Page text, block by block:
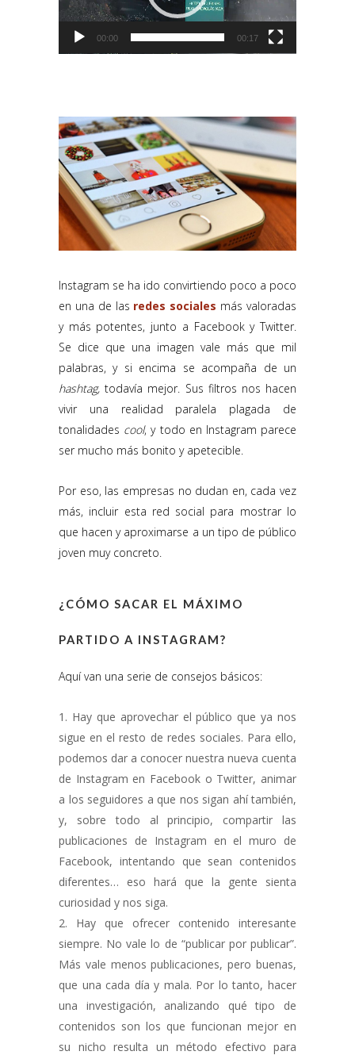
00:00 00:17
Instagram se ha ido convirtiendo poco a poco
en una de las redes sociales más valoradas
y más potentes, junto a Facebook y Twitter.
Se dice que una imagen vale más que mil
palabras, y si encima se acompaña de un
hashtag, todavía mejor. Sus filtros nos hacen
vivir una realidad paralela plagada de
tonalidades cool, y todo en Instagram parece
ser mucho más bonito y apetecible.
Por eso, las empresas no dudan en, cada vez
más, incluir esta red social para mostrar lo
que hacen y aproximarse a un tipo de público
joven muy concreto.
¿CÓMO SACAR EL MÁXIMO
PARTIDO A INSTAGRAM?
Aquí van una serie de consejos básicos:
Hay que aprovechar el público que ya nos
sigue en el resto de redes sociales. Para ello,
podemos dar a conocer nuestra nueva cuenta
de Instagram en Facebook o Twitter, animar
a los seguidores a que nos sigan ahí también,
y, sobre todo al principio, compartir las
publicaciones de Instagram en el muro de
Facebook, intentando que sean contenidos
diferentes… eso hará que la gente sienta
curiosidad y nos siga.
Hay que ofrecer contenido interesante
siempre. No vale lo de “publicar por publicar”.
Más vale menos publicaciones, pero buenas,
que una cada día y mala. Por lo tanto, hacer
una investigación, analizando qué tipo de
contenidos son los que funcionan mejor en
su nicho resulta un método efectivo para